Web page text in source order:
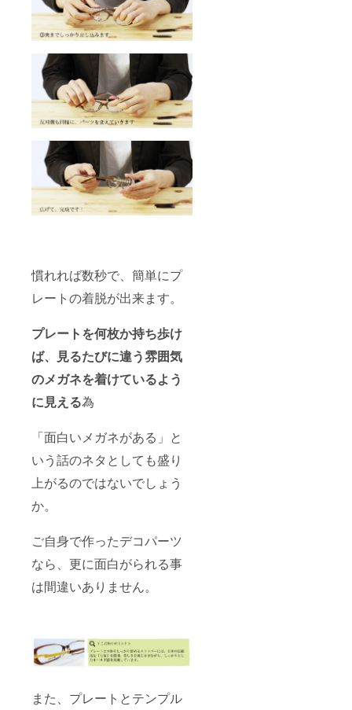
慣れれば数秒で、簡単にプ
レートの着脱が出来ます。
プレートを何枚か持ち歩け
ば、見るたびに違う雰囲気
のメガネを着けているよう
に見える為
「面白いメガネがある」と
いう話のネタとしても盛り
上がるのではないでしょう
か。
ご自身で作ったデコパーツ
なら、更に面白がられる事
は間違いありません。
また、プレートとテンプル